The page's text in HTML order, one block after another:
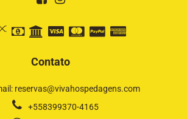
Contato
reservas@vivahospedagens.com
+558399370-4165